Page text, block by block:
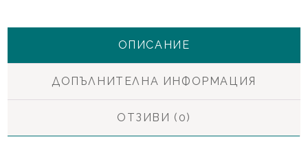
ОПИСАНИЕ
ДОПЪЛНИТЕЛНА ИНФОРМАЦИЯ
ОТЗИВИ (0)